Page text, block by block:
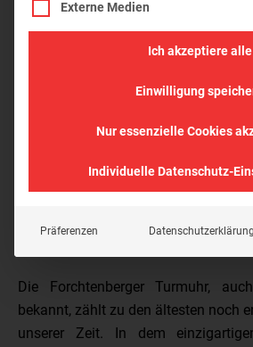
FORCHTENBERGER
Suchen Sie nach einer
durchführen können? Dann sind Sie
Stolz präsentieren wir Ihnen
Stahlbetonarbeiten ausgeführt
Die Forchtenberger Turmuhr,
bekannt, zählt zu den ältesten noch
unserer Zeit. In dem
Externe Medien
Ich akzeptiere alle
Einwilligung
Nur essenzielle Cookies
Individuelle Datenschutz-
Präferenzen Datenschutzerklärung